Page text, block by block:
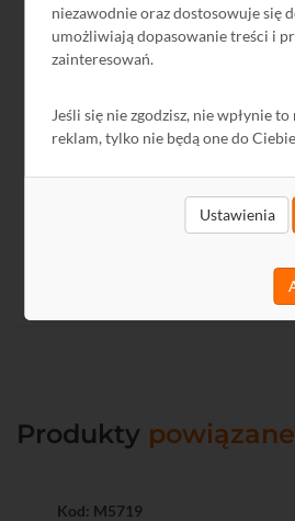
niezawodnie oraz dostosowuje się
umożliwiają dopasowanie treści i
zainteresowań.
Jeśli się nie zgodzisz, nie wpłynie
reklam, tylko nie będą one do
Ustawienia
Datasheet en — 1,01 MB
Manual
GPSR PL
Produkty powiązane
Kod: M5719